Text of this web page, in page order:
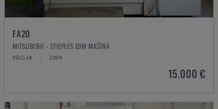
FA20
MITSUBISHI - STIEPLES EDM MAŠĪNA
VĀCIJA 2004
15.000 €